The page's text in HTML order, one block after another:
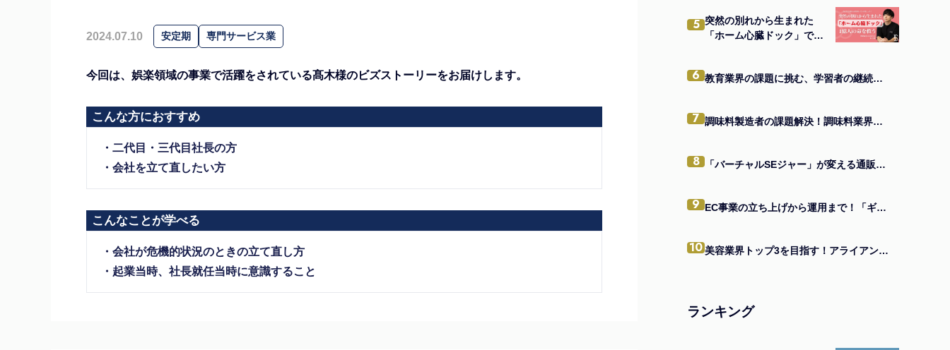
2024.07.10 安定期 専門サービス業
今回は、娯楽領域の事業で活躍をされている髙木様のビズストーリーをお届けします。
こんな方におすすめ
・二代目・三代目社長の方
・会社を立て直したい方
こんなことが学べる
・会社が危機的状況のときの立て直し方
・起業当時、社長就任当時に意識すること
5 突然の別れから生まれた
「ホーム心臓ドック」で1
6 教育業界の課題に挑む、学習者の継続を支援するEdTechアプリの秘訣とは
7 調味料製造者の課題解決！調味料業界に特化したビジネスモデルの真髄
8 「バーチャルSEジャー」が変える通販業界 IT活用で日本一を目指す企業の味方になる
9 EC事業の立ち上げから運用まで！「ギルド型法人」が提供する一貫支援とは
10 美容業界トップ3を目指す！アライアンスで価値向上を実現する経営者の戦略
ランキング